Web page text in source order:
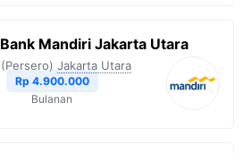
Mandiri Jakarta Utara
Jakarta Utara
Rp 4.900.000
Bulanan